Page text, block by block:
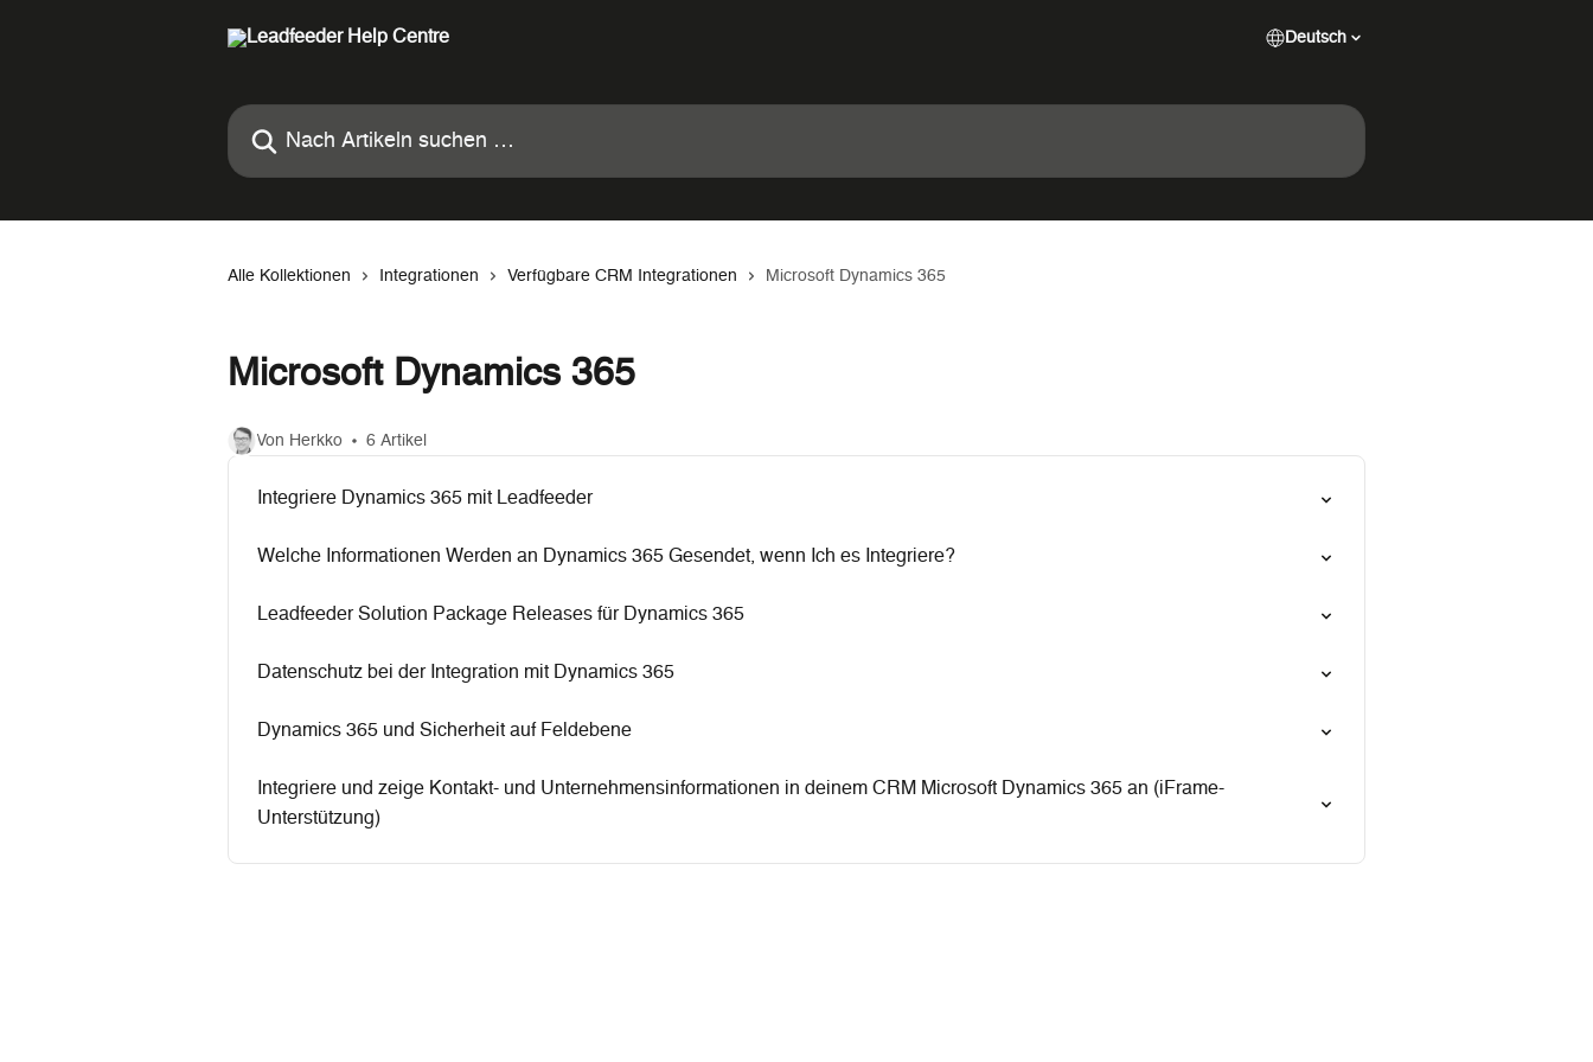
Deutsch
Nach Artikeln suchen …
Alle Kollektionen Integrationen Verfügbare CRM Integrationen Microsoft Dynamics 365
Microsoft Dynamics 365
Von Herkko 6 Artikel
Integriere Dynamics 365 mit Leadfeeder
Welche Informationen Werden an Dynamics 365 Gesendet, wenn Ich es Integriere?
Leadfeeder Solution Package Releases für Dynamics 365
Datenschutz bei der Integration mit Dynamics 365
Dynamics 365 und Sicherheit auf Feldebene
Integriere und zeige Kontakt- und Unternehmensinformationen in deinem CRM Microsoft Dynamics 365 an (iFrame-
Unterstützung)